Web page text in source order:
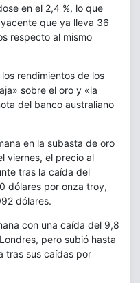
en el 2,4 %, lo que
que ya lleva 36
respecto al mismo
rendimientos de los
sobre el oro y «la
del banco australiano
en la subasta de oro
viernes, el precio al
tras la caída del
dólares por onza troy,
dólares.
con una caída del 9,8
pero subió hasta
tras sus caídas por